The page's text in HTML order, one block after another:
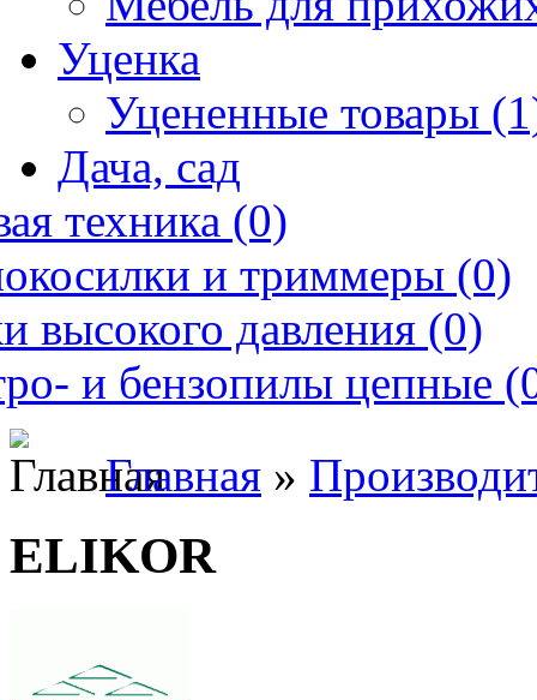
Уценка
Уцененные товары
Дача, сад
техника (0)
и триммеры (0)
высокого давления (0)
и бензопилы цепные
Главная »
ELIKOR